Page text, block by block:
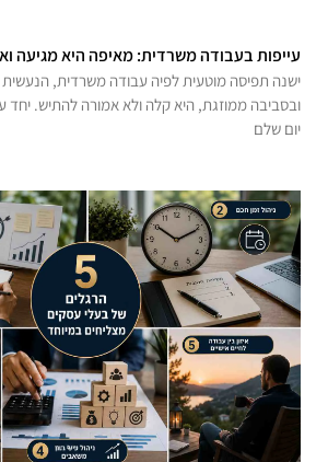
עייפות בעבודה משרדית: מאיפה היא מגיעה
ישנה תפיסה מוטעית לפיה עבודה משרדית,
ובסביבה ממוזגת, היא קלה ולא אמורה להתיש. יחד
יום שלם